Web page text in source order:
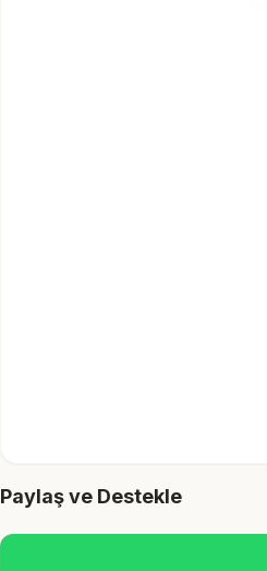
Paylaş ve Destekle